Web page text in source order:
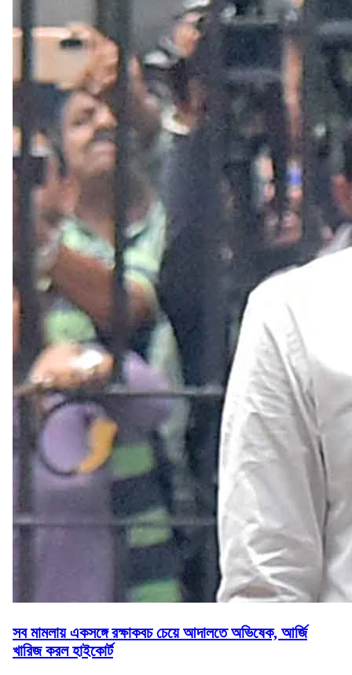
সব মামলায় একসঙ্গে রক্ষাকবচ চেয়ে আদালতে অভিষেক, আর্জি
খারিজ করল হাইকোর্ট